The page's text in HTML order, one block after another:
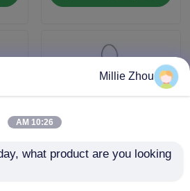
مراقبة الجودة
اطلب اقتباس
Millie Zhou
10:26 AM
what product are you looking